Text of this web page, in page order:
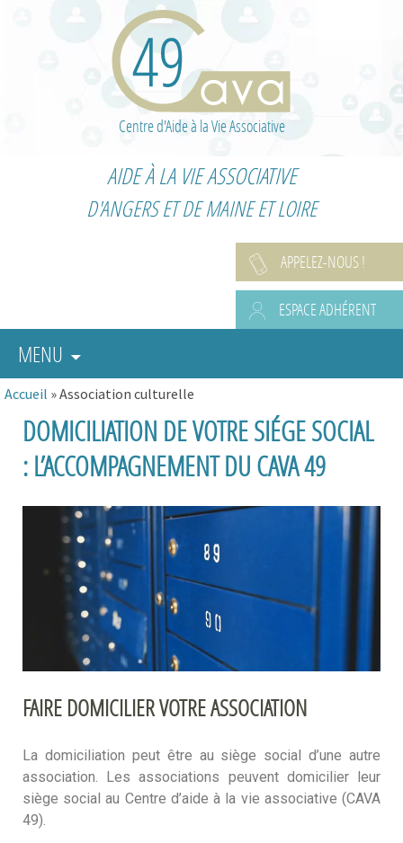
Centre d'Aide à la Vie Associative
AIDE À LA VIE ASSOCIATIVE
D'ANGERS ET DE MAINE ET LOIRE
APPELEZ-NOUS !
ESPACE ADHÉRENT
MENU
Accueil »Association culturelle
DOMICILIATION DE VOTRE SIÉGE SOCIAL
: L’ACCOMPAGNEMENT DU CAVA 49
FAIRE DOMICILIER VOTRE ASSOCIATION
La domiciliation peut être au siège social d’une autre
association. Les associations peuvent domicilier leur
siège social au Centre d’aide à la vie associative (CAVA
49).